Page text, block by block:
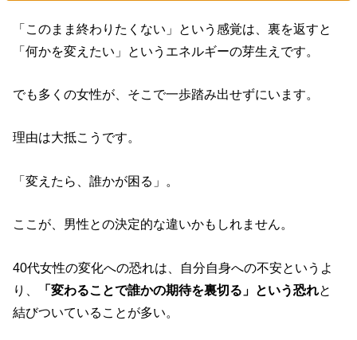
「このまま終わりたくない」という感覚は、裏を返すと
「何かを変えたい」というエネルギーの芽生えです。
でも多くの女性が、そこで一歩踏み出せずにいます。
理由は大抵こうです。
「変えたら、誰かが困る」。
ここが、男性との決定的な違いかもしれません。
40代女性の変化への恐れは、自分自身への不安というよ
り、
「変わることで誰かの期待を裏切る」という恐れと
結びついていることが多い。